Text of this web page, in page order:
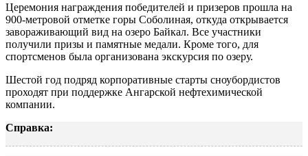
Церемония награждения победителей и призеров прошла на
900-метровой отметке горы Соболиная, откуда открывается
завораживающий вид на озеро Байкал. Все участники
получили призы и памятные медали. Кроме того, для
спортсменов была организована экскурсия по озеру.
Шестой год подряд корпоративные старты сноубордистов
проходят при поддержке Ангарской нефтехимической
компании.
Справка: